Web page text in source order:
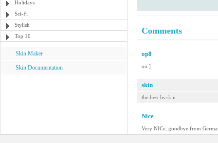
Holidays
Sci-Fi
Stylish
Top 10
Skin Maker
Skin Documentation
Comments
op8
oo ]
skin
the best bs skin
Nice
Very NICe, goodbye from